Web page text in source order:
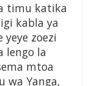
timu katika
kabla ya
zoezi
lengo la
mtoa
wa Yanga,